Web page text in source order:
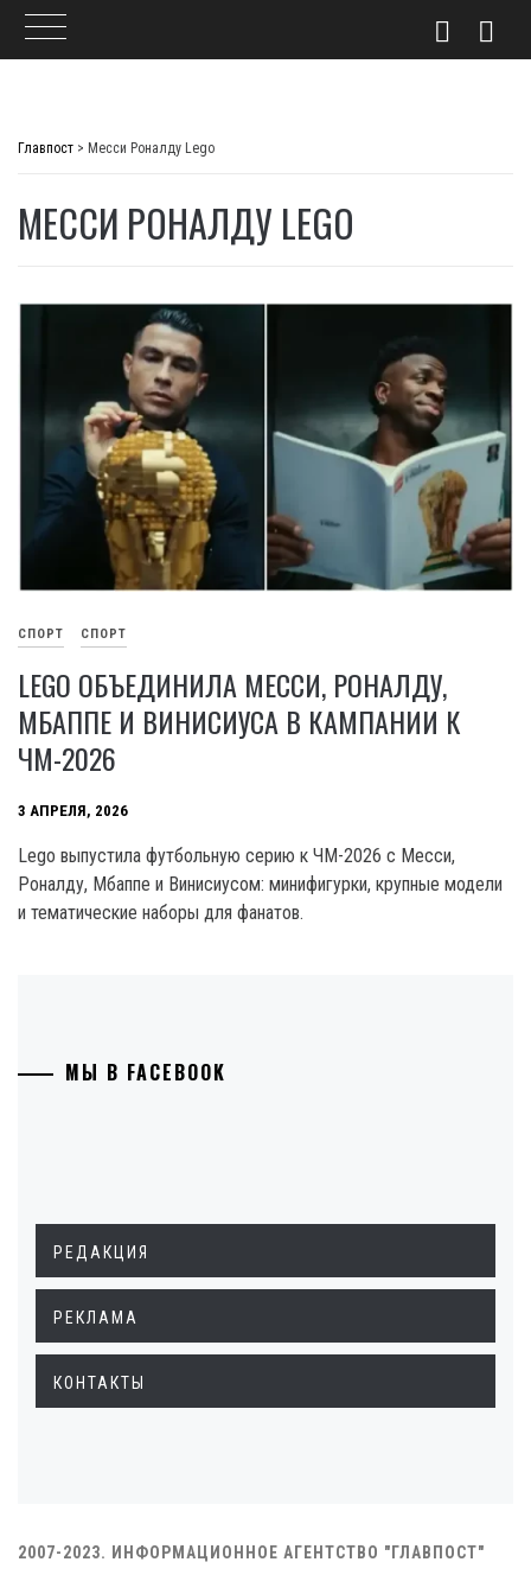
Главпост > Месси Роналду Lego
МЕССИ РОНАЛДУ LEGO
СПОРТ СПОРТ
LEGO ОБЪЕДИНИЛА МЕССИ, РОНАЛДУ,
МБАППЕ И ВИНИСИУСА В КАМПАНИИ К
ЧМ-2026
3 АПРЕЛЯ, 2026
Lego выпустила футбольную серию к ЧМ-2026 с Месси,
Роналду, Мбаппе и Винисиусом: минифигурки, крупные модели
и тематические наборы для фанатов.
МЫ В FACEBOOK
РЕДАКЦИЯ
РЕКЛАМА
КОНТАКТЫ
2007-2023. ИНФОРМАЦИОННОЕ АГЕНТСТВО "ГЛАВПОСТ"